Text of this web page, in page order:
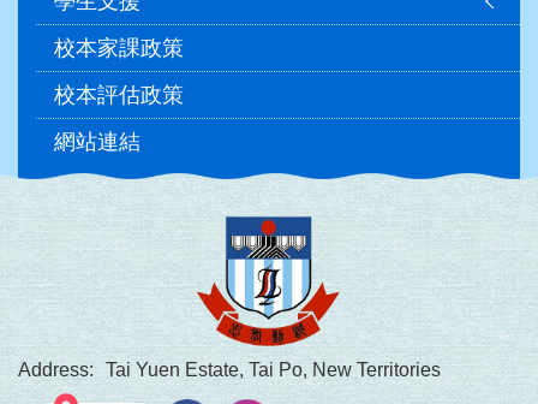
校本家課政策
校本評估政策
網站連結
Address: Tai Yuen Estate, Tai Po, New Territories